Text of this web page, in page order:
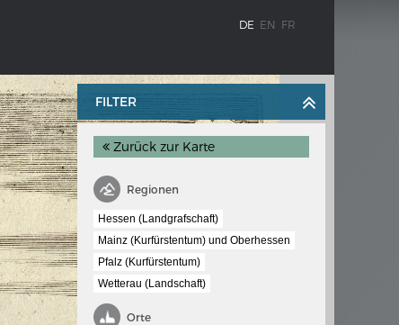
DE EN FR
KAISER KARL V.
Karls V.
FILTER
Zurück zur Karte
Regionen
Hessen (Landgrafschaft)
Mainz (Kurfürstentum) und Oberhessen
Pfalz (Kurfürstentum)
Wetterau (Landschaft)
Orte